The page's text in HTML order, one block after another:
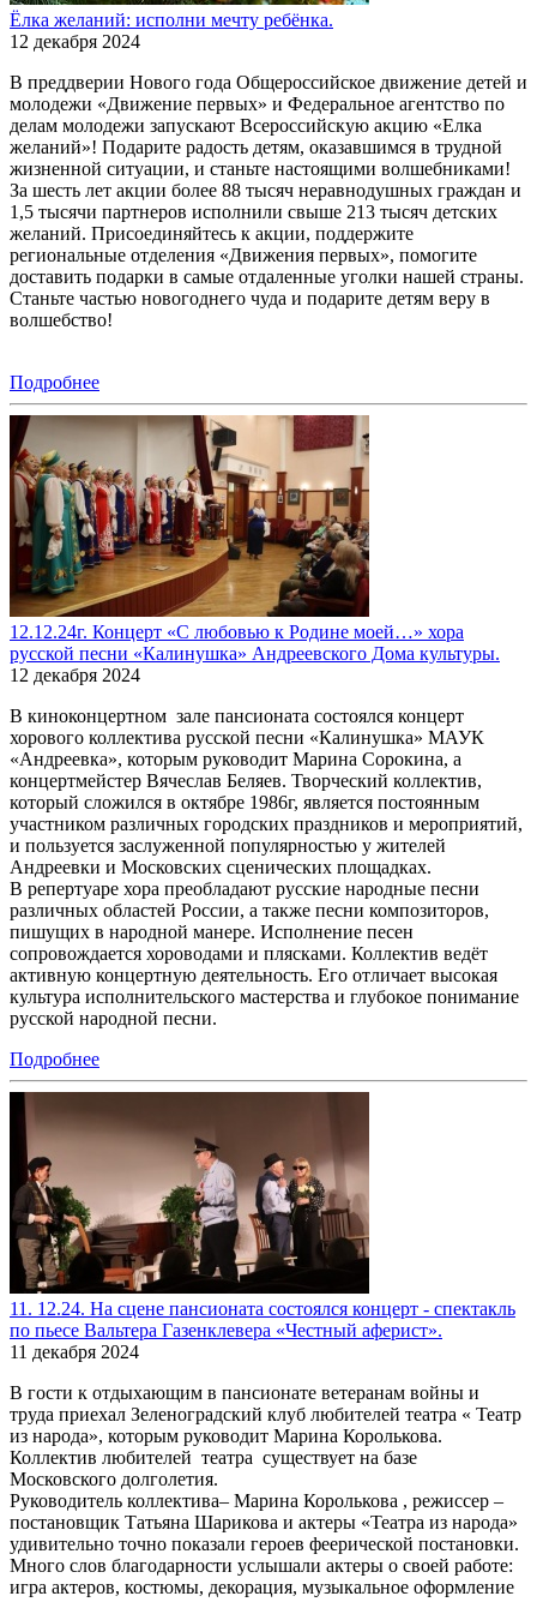
Ёлка желаний: исполни мечту ребёнка.
12 декабря 2024
В преддверии Нового года Общероссийское движение детей и
молодежи «Движение первых» и Федеральное агентство по
делам молодежи запускают Всероссийскую акцию «Елка
желаний»! Подарите радость детям, оказавшимся в трудной
жизненной ситуации, и станьте настоящими волшебниками!
За шесть лет акции более 88 тысяч неравнодушных граждан и
1,5 тысячи партнеров исполнили свыше 213 тысяч детских
желаний. Присоединяйтесь к акции, поддержите
региональные отделения «Движения первых», помогите
доставить подарки в самые отдаленные уголки нашей страны.
Станьте частью новогоднего чуда и подарите детям веру в
волшебство!
Подробнее
12.12.24г. Концерт «С любовью к Родине моей…» хора
русской песни «Калинушка» Андреевского Дома культуры.
12 декабря 2024
В киноконцертном зале пансионата состоялся концерт
хорового коллектива русской песни «Калинушка» МАУК
«Андреевка», которым руководит Марина Сорокина, а
концертмейстер Вячеслав Беляев. Творческий коллектив,
который сложился в октябре 1986г, является постоянным
участником различных городских праздников и мероприятий,
и пользуется заслуженной популярностью у жителей
Андреевки и Московских сценических площадках.
В репертуаре хора преобладают русские народные песни
различных областей России, а также песни композиторов,
пишущих в народной манере. Исполнение песен
сопровождается хороводами и плясками. Коллектив ведёт
активную концертную деятельность. Его отличает высокая
культура исполнительского мастерства и глубокое понимание
русской народной песни.
Подробнее
11. 12.24. На сцене пансионата состоялся концерт - спектакль
по пьесе Вальтера Газенклевера «Честный аферист».
11 декабря 2024
В гости к отдыхающим в пансионате ветеранам войны и
труда приехал Зеленоградский клуб любителей театра « Театр
из народа», которым руководит Марина Королькова.
Коллектив любителей театра существует на базе
Московского долголетия.
Руководитель коллектива– Марина Королькова , режиссер –
постановщик Татьяна Шарикова и актеры «Театра из народа»
удивительно точно показали героев феерической постановки.
Много слов благодарности услышали актеры о своей работе:
игра актеров, костюмы, декорация, музыкальное оформление